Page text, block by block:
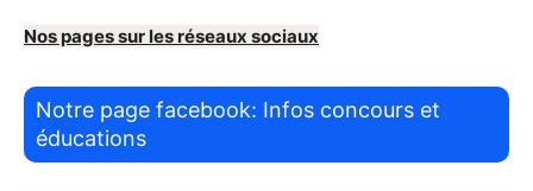
Nos pages sur les réseaux sociaux
Notre page facebook: Infos concours et
éducations